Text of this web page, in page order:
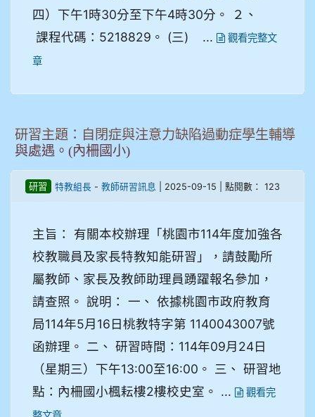
四）下午1時30分至下午4時30分。 ２、
課程代碼：5218829。 (三) ...
觀看完整文
章
研習主題：自閉症與注意力缺陷過動症學生輔導
與處遇。(內柵國小)
研習 特教組長 - 教師研習訊息 | 2025-09-15 | 點閱數： 123
主旨： 有關本校辦理「桃園市114年度加強各
校教職員及家長特教知能研習」，請鼓勵所
屬教師、家長及教師助理員踴躍報名參加，
請查照。 說明： 一、 依據桃園市政府教育
局114年5月16日桃教特字第 1140043007號
函辦理。 二、 研習時間：114年09月24日
（星期三）下午13:00至16:00。 三、 研習地
點：內柵國小楓耘樓2樓校史室。 ...
觀看完